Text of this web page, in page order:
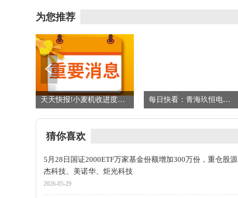
为您推荐
天天快报!小麦机收进度条已刷新！一起打开“三夏”麦收地图 每日快看：青海玖恒电子科技有限公司成立 注册资本10万人民币
猜你喜欢
5月28日国证2000ETF万家基金份额增加300万份，重仓股源
杰科技、美诺华、炬光科技
2026-05-29